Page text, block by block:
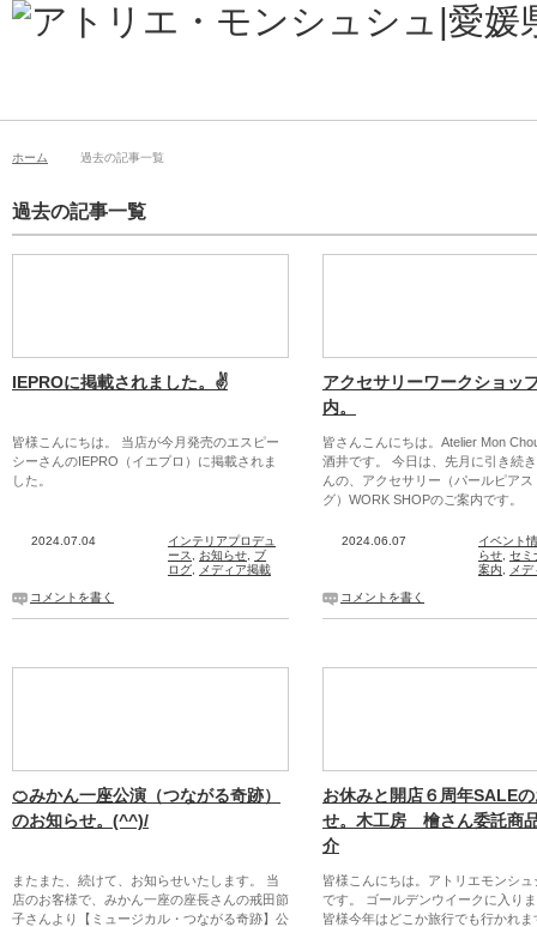
ホーム 過去の記事一覧
過去の記事一覧
IEPROに掲載されました。✌
皆様こんにちは。 当店が今月発売のエスピー
シーさんのIEPRO（イエプロ）に掲載されま
した。
2024.07.04
インテリアプロデュ
ース
お知らせ
ブ
ログ
メディア掲載
コメントを書く
アクセサリーワークショッ
内。
皆さんこんにちは。Atelier Mon
酒井です。 今日は、先月に引き続
んの、アクセサリー（パールピア
グ）WORK SHOPのご案内です。
2024.06.07
イベント
らせ セミ
案内
メ
コメントを書く
🍊みかん一座公演（つながる奇跡）
のお知らせ。(^^)/
またまた、続けて、お知らせいたします。 当
店のお客様で、みかん一座の座長さんの戒田節
子さんより【ミュージカル・つながる奇跡】公
お休みと開店６周年SALE
せ。木工房 檜さん委託商
介
皆様こんにちは。アトリエモンシ
です。 ゴールデンウイークに入り
皆様今年はどこか旅行でも行かれま